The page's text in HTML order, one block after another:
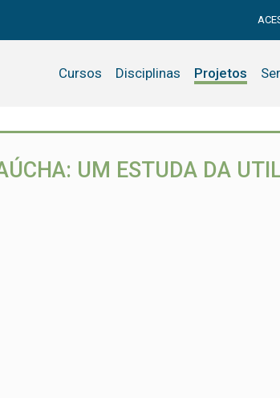
Cursos Disciplinas Projetos
UM ESTUDA DA